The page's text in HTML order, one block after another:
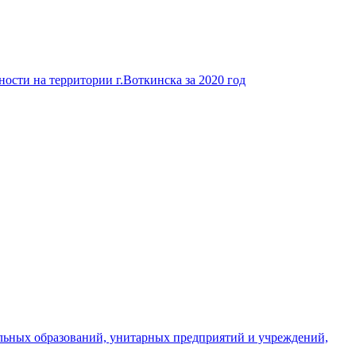
на территории г.Воткинска за 2020 год
образований, унитарных предприятий и учреждений,